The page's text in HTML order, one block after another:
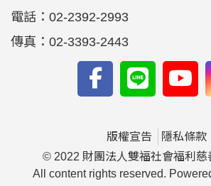
電話： 02-2392-2993
傳真： 02-3393-2443
版權宣告
隱私條款
© 2022 財團法人雙福社會福利慈
All content rights reserved.